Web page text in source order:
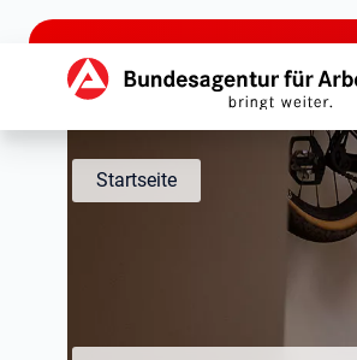
zu den Hauptinhalten springen
Hauptnavigation
Startseite